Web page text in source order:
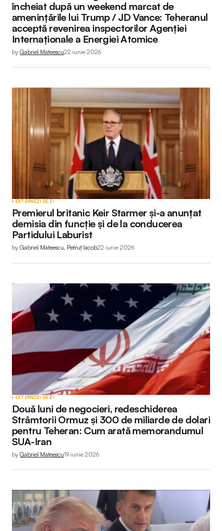
încheiat după un weekend marcat de
amenințările lui Trump / JD Vance: Teheranul
acceptă revenirea inspectorilor Agenției
Internaționale a Energiei Atomice
by Gabriel Mateescu22 iunie 2026
EXTERNEZI DE ZI
Premierul britanic Keir Starmer și-a anunțat
demisia din funcție și de la conducerea
Partidului Laburist
by Gabriel Mateescu, Petruț Iacob22 iunie 2026
EXTERNEZI DE ZI
Două luni de negocieri, redeschiderea
Strâmtorii Ormuz și 300 de miliarde de dolari
pentru Teheran: Cum arată memorandumul
SUA-Iran
by Gabriel Mateescu19 iunie 2026